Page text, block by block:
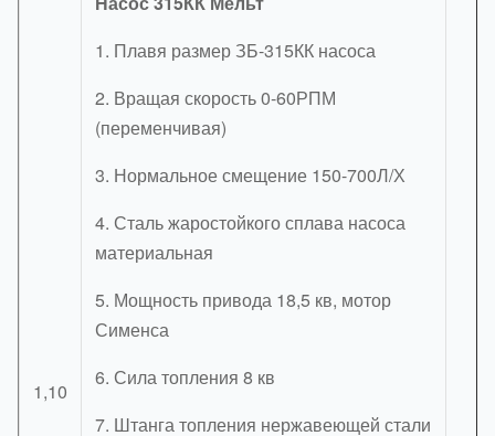
1,10
1. Плавя размер ЗБ-315КК насоса
2. Вращая скорость 0-60РПМ
(переменчивая)
3. Нормальное смещение 150-700Л/Х
4. Сталь жаростойкого сплава насоса
материальная
5. Мощность привода 18,5 кв, мотор
Сименса
6. Сила топления 8 кв
7. Штанга топления нержавеющей стали